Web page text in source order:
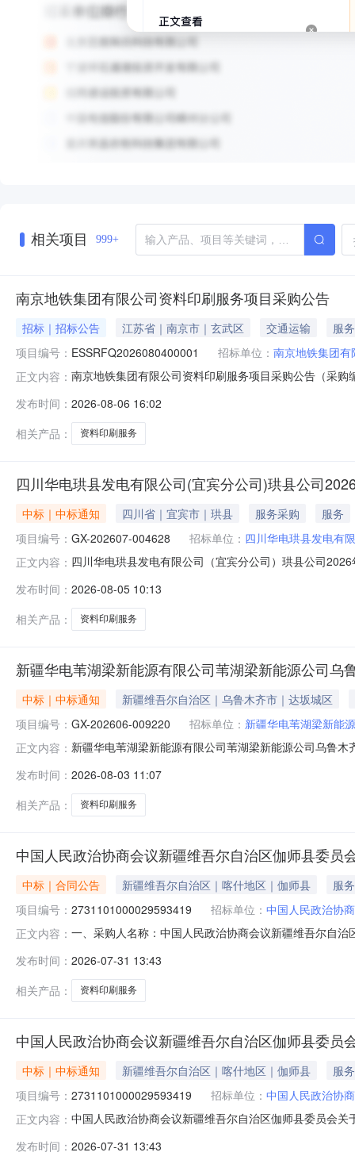
相关项目 999+
南京地铁集团有限公司资料印刷服务项目采购公告
招标｜招标公告 江苏省｜南京市｜玄武区 交通运输
服务
项目编号： ESSRFQ2026080400001 招标单位： 南京地铁集团有
正文内容： 南京地铁集团有限公司资料印刷服务项目采购公告（采
段，本次采购为其中的：标段1：南京地铁集团有限公司
但不限于大幅面彩色图文的打印
发布时间： 2026-08-06 16:02
相关产品：
资料印刷服务
四川华电珙县发电有限公司(宜宾分公司)珙县公司
中标｜中标通知 四川省｜宜宾市｜珙县 服务采购
服务
项目编号： GX-202607-004628 招标单位： 四川华电珙县发电有
正文内容： 四川华电珙县发电有限公司（宜宾分公司）珙县公司
司八、采购清单序号采购人物资名称税率采购范围预成
2026-0
发布时间： 2026-08-05 10:13
相关产品：
资料印刷服务
新疆华电苇湖梁新能源有限公司苇湖梁新能源公司
中标｜中标通知
新疆维吾尔自治区｜乌鲁木齐市｜达坂城区
项目编号： GX-202606-009220 招标单位： 新疆华电苇湖梁新能
正文内容： 新疆华电苇湖梁新能源有限公司苇湖梁新能源公司乌鲁
公司七、采购清单序号采购人物资名称税率采购范围成
限公司发布日期：2026-08
发布时间： 2026-08-03 11:07
相关产品：
资料印刷服务
中国人民政治协商会议新疆维吾尔自治区伽师县委员
中标｜合同公告 新疆维吾尔自治区｜喀什地区｜伽师县
服
项目编号： 2731101000029593419 招标单位： 中国人民政治协
正文内容： 一、采购人名称：中国人民政治协商会议新疆维吾尔自
他商务服务-资料印刷服务详见附件批1.0042554255服
发布时间： 2026-07-31 13:43
相关产品：
资料印刷服务
中国人民政治协商会议新疆维吾尔自治区伽师县委
中标｜中标通知 新疆维吾尔自治区｜喀什地区｜伽师县
服
项目编号： 2731101000029593419 招标单位： 中国人民政治协
正文内容： 中国人民政治协商会议新疆维吾尔自治区伽师县委员会
系电话:/采购计划文号:采购计划金额（元）:项目所在行
发布时间： 2026-07-31 13:43